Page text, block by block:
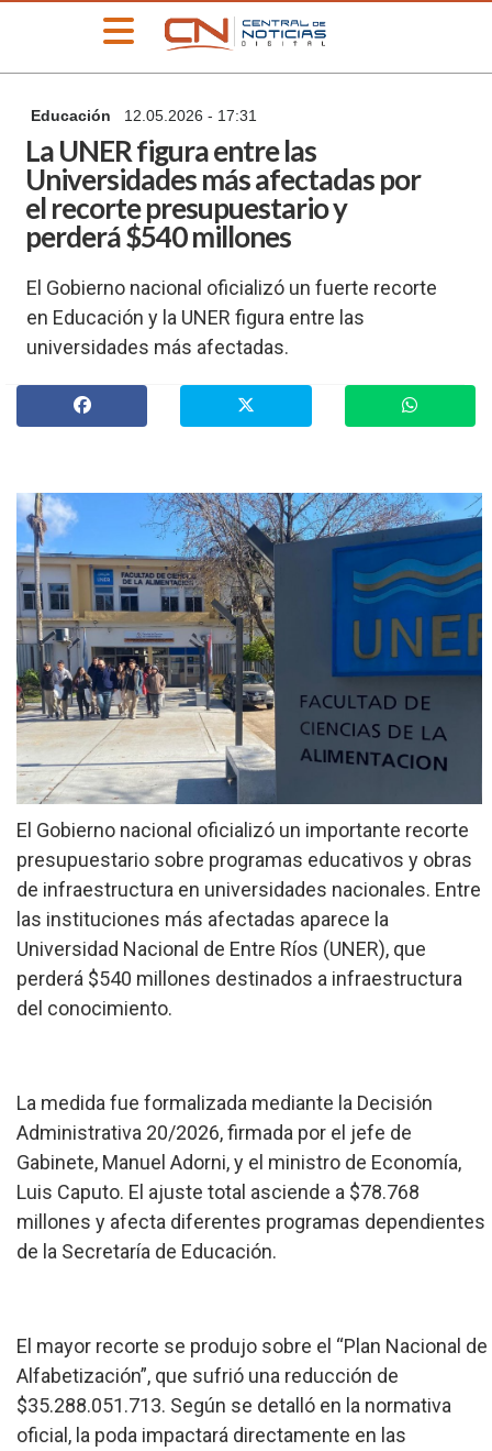
PORTADA
Deportes
Educación
Información
General
Nacionales
»
Provinciales
»
Salud
»
Cultura
»
Economía
»
Espectáculos
»
Internacionales
»
Judiciales
»
Política
Educación 12.05.2026 - 17:31
La UNER figura entre las
Universidades más afectadas por
el recorte presupuestario y
perderá $540 millones
El Gobierno nacional oficializó un fuerte recorte
en Educación y la UNER figura entre las
universidades más afectadas.
El Gobierno nacional oficializó un importante recorte
presupuestario sobre programas educativos y obras
de infraestructura en universidades nacionales. Entre
las instituciones más afectadas aparece la
Universidad Nacional de Entre Ríos (UNER), que
perderá $540 millones destinados a infraestructura
del conocimiento.
La medida fue formalizada mediante la Decisión
Administrativa 20/2026, firmada por el jefe de
Gabinete, Manuel Adorni, y el ministro de Economía,
Luis Caputo. El ajuste total asciende a $78.768
millones y afecta diferentes programas dependientes
de la Secretaría de Educación.
El mayor recorte se produjo sobre el “Plan Nacional de
Alfabetización”, que sufrió una reducción de
$35.288.051.713. Según se detalló en la normativa
oficial, la poda impactará directamente en las